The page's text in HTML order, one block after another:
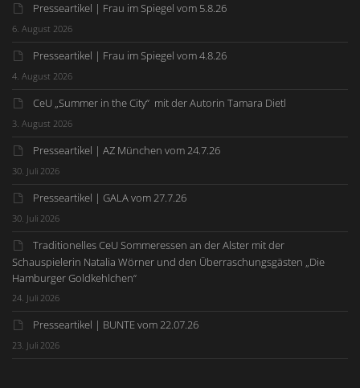
Presseartikel | Frau im Spiegel vom 5.8.26
6. August 2026
Presseartikel | Frau im Spiegel vom 4.8.26
4. August 2026
CeU „Summer in the City“ mit der Autorin Tamara Dietl
3. August 2026
Presseartikel | AZ München vom 24.7.26
30. Juli 2026
Presseartikel | GALA vom 27.7.26
30. Juli 2026
Traditionelles CeU Sommeressen an der Alster mit der
Schauspielerin Natalia Wörner und den Überraschungsgästen „Die
Hamburger Goldkehlchen“
24. Juli 2026
Presseartikel | BUNTE vom 22.07.26
23. Juli 2026